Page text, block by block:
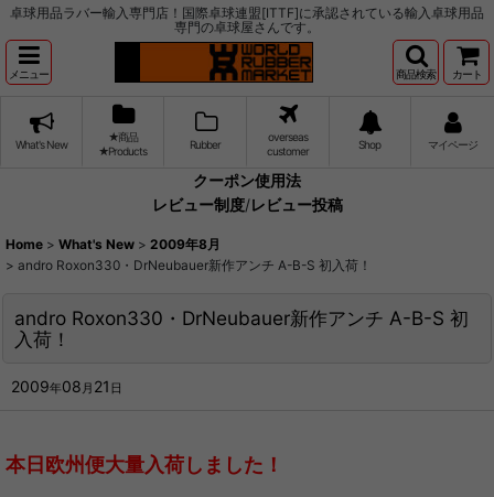
卓球用品ラバー輸入専門店！国際卓球連盟[ITTF]に承認されている輸入卓球用品
専門の卓球屋さんです。
メニュー 商品検索 カート
What's New
★商品
★Products
Rubber
overseas
customer
Shop マイページ
クーポン使用法
レビュー制度/レビュー投稿
Home > What's New > 2009年8月
> andro Roxon330・DrNeubauer新作アンチ A-B-S 初入荷！
andro Roxon330・DrNeubauer新作アンチ A-B-S 初
入荷！
2009年08 月 21 日
本日欧州便大量入荷しました！